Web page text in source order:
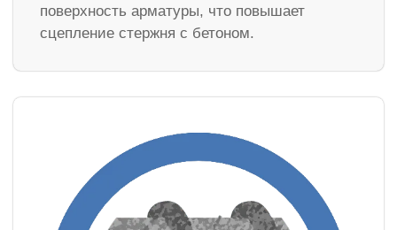
поверхность арматуры, что повышает
сцепление стержня с бетоном.